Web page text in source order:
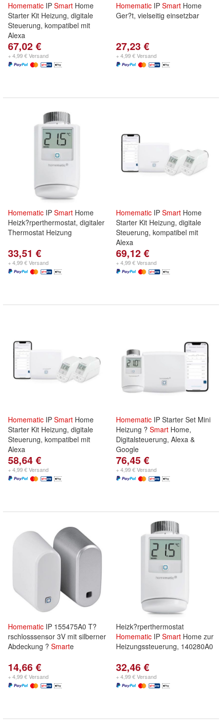
Homematic IP Smart Home
Starter Kit Heizung, digitale
Steuerung, kompatibel mit
Alexa
67,02 €
+ 4,99 € Versand
Homematic IP Smart Home
Ger?t, vielseitig einsetzbar
27,23 €
+ 4,99 € Versand
Homematic IP Smart Home
Heizk?rperthermostat, digitaler
Thermostat Heizung
33,51 €
+ 4,99 € Versand
Homematic IP Smart Home
Starter Kit Heizung, digitale
Steuerung, kompatibel mit
Alexa
69,12 €
+ 4,99 € Versand
Homematic IP Smart Home
Starter Kit Heizung, digitale
Steuerung, kompatibel mit
Alexa
58,64 €
+ 4,99 € Versand
Homematic IP Starter Set Mini
Heizung ? Smart Home,
Digitalsteuerung, Alexa &
Google
76,45 €
+ 4,99 € Versand
Homematic IP 155475A0 T?
rschlosssensor 3V mit silberner
Abdeckung ? Smarte
14,66 €
+ 4,99 € Versand
Heizk?rperthermostat
Homematic IP Smart Home zur
Heizungssteuerung, 140280A0
32,46 €
+ 4,99 € Versand